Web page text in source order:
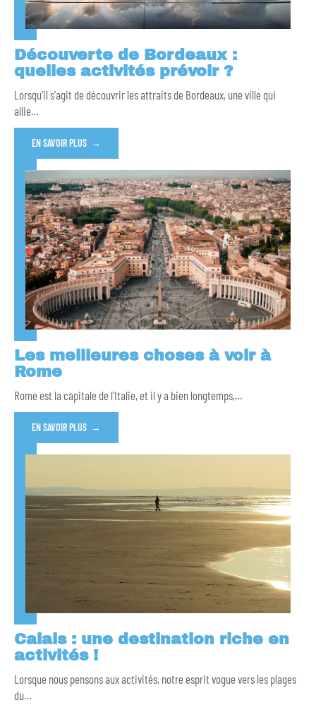
Découverte de Bordeaux :
quelles activités prévoir ?
Lorsqu'il s'agit de découvrir les attraits de Bordeaux, une ville qui
allie…
EN SAVOIR PLUS
Les meilleures choses à voir à
Rome
Rome est la capitale de l’Italie, et il y a bien longtemps,…
EN SAVOIR PLUS
Calais : une destination riche en
activités !
Lorsque nous pensons aux activités, notre esprit vogue vers les plages
du…